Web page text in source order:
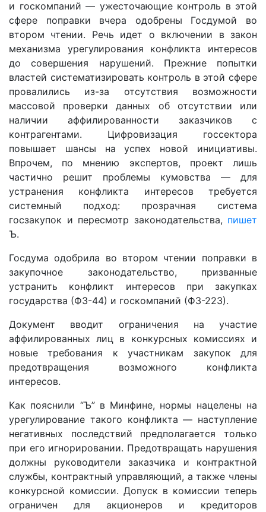
и госкомпаний — ужесточающие контроль в этой
сфере поправки вчера одобрены Госдумой во
втором чтении. Речь идет о включении в закон
механизма урегулирования конфликта интересов
до совершения нарушений. Прежние попытки
властей систематизировать контроль в этой сфере
провалились из-за отсутствия возможности
массовой проверки данных об отсутствии или
наличии аффилированности заказчиков с
контрагентами. Цифровизация госсектора
повышает шансы на успех новой инициативы.
Впрочем, по мнению экспертов, проект лишь
частично решит проблемы кумовства — для
устранения конфликта интересов требуется
системный подход: прозрачная система
госзакупок и пересмотр законодательства, пишет
Ъ.
Госдума одобрила во втором чтении поправки в
закупочное законодательство, призванные
устранить конфликт интересов при закупках
государства (ФЗ-44) и госкомпаний (ФЗ-223).
Документ вводит ограничения на участие
аффилированных лиц в конкурсных комиссиях и
новые требования к участникам закупок для
предотвращения возможного конфликта
интересов.
Как пояснили “Ъ” в Минфине, нормы нацелены на
урегулирование такого конфликта — наступление
негативных последствий предполагается только
при его игнорировании. Предотвращать нарушения
должны руководители заказчика и контрактной
службы, контрактный управляющий, а также члены
конкурсной комиссии. Допуск в комиссии теперь
ограничен для акционеров и кредиторов